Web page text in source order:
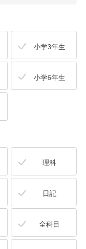
小学3年生
小学6年生
理科
日記
全科目